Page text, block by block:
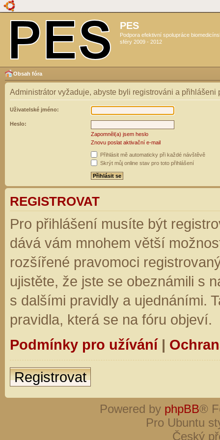
PES
Podpora efektivní spolupráce
sféry 2009 - 2012
Obsah fóra
Administrátor vyžaduje, abyste byli registrováni a přihlášeni
Uživatelské jméno:
Heslo:
Zapomněl(a) jsem heslo
Znovu poslat aktivační e-mail
Přihlásit mě automaticky při každé návštěvě
Skrýt můj online stav pro toto přihlášení
REGISTROVAT
Pro přihlášení musíte být
dává vám mnohem větší
rozšířené pravomoci
ujistěte, že jste se obeznámili s
s dalšími pravidly a ujednáními.
pravidla, která se na fóru objeví.
Podmínky pro užívání|
Registrovat
Powered by phpBB®
Pro Ubuntu
Český